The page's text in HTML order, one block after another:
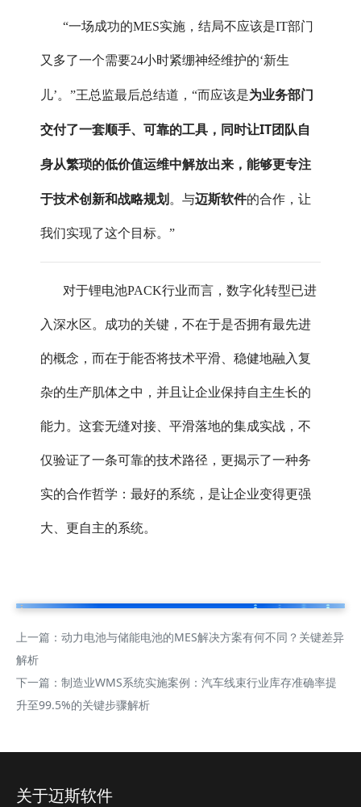
“一场成功的MES实施，结局不应该是IT部门
又多了一个需要24小时紧绷神经维护的‘新生
儿’。”王总监最后总结道，“而应该是为业务部门
交付了一套顺手、可靠的工具，同时让IT团队自
身从繁琐的低价值运维中解放出来，能够更专注
于技术创新和战略规划。与迈斯软件的合作，让
我们实现了这个目标。”
对于锂电池PACK行业而言，数字化转型已进
入深水区。成功的关键，不在于是否拥有最先进
的概念，而在于能否将技术平滑、稳健地融入复
杂的生产肌体之中，并且让企业保持自主生长的
能力。这套无缝对接、平滑落地的集成实战，不
仅验证了一条可靠的技术路径，更揭示了一种务
实的合作哲学：最好的系统，是让企业变得更强
大、更自主的系统。
上一篇： 动力电池与储能电池的MES解决方案有何不同？关键差异
解析
下一篇： 制造业WMS系统实施案例：汽车线束行业库存准确率提
升至99.5%的关键步骤解析
关于迈斯软件